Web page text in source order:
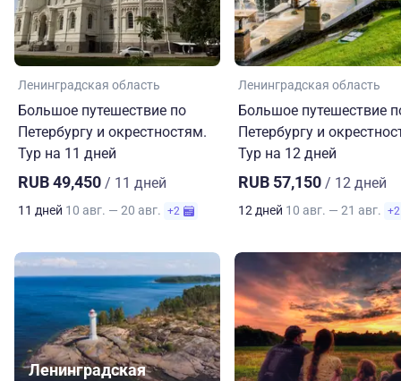
Ленинградская область
Большое путешествие по
Петербургу и окрестностям.
Тур на 11 дней
RUB 49,450 / 11 дней
11 дней 10 авг. — 20 авг. +2
Ленинградская область
Большое путешествие
Петербургу и
Тур на 12 дней
RUB 57,150 / 12 дней
12 дней 10 авг. — 21 авг. +2
Ленинградская